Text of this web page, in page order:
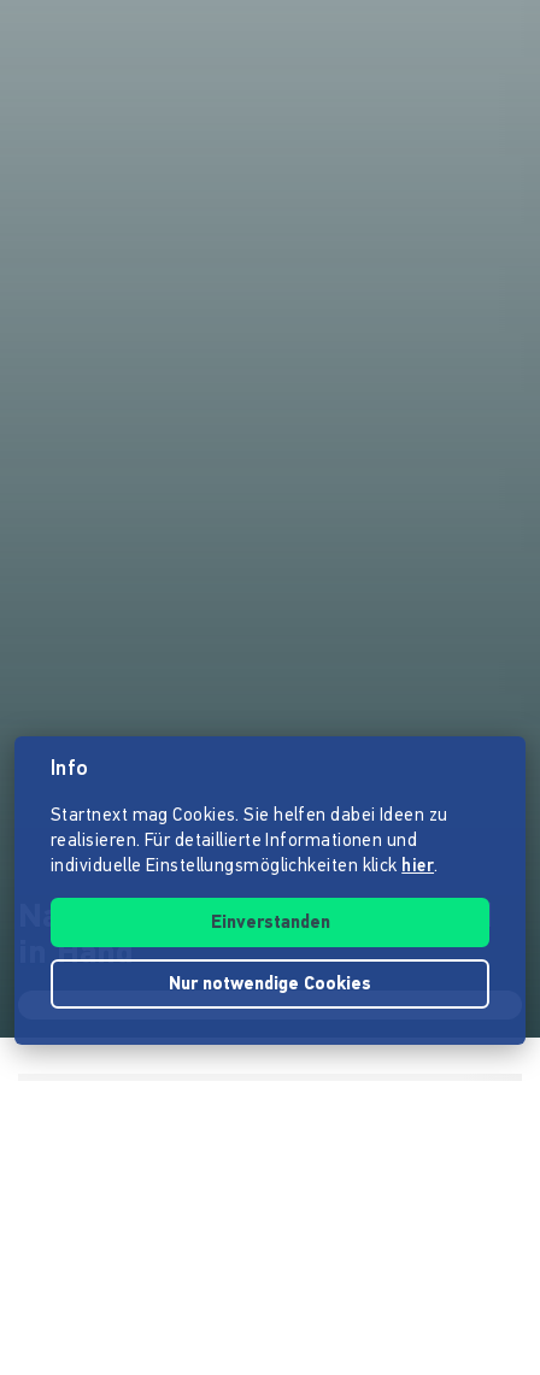
Naturschutz und Weinbau Hand
in Hand
Info
Startnext mag Cookies. Sie helfen dabei Ideen zu
realisieren. Für detaillierte Informationen und
individuelle Einstellungsmöglichkeiten klick hier.
Einverstanden
Nur notwendige Cookies